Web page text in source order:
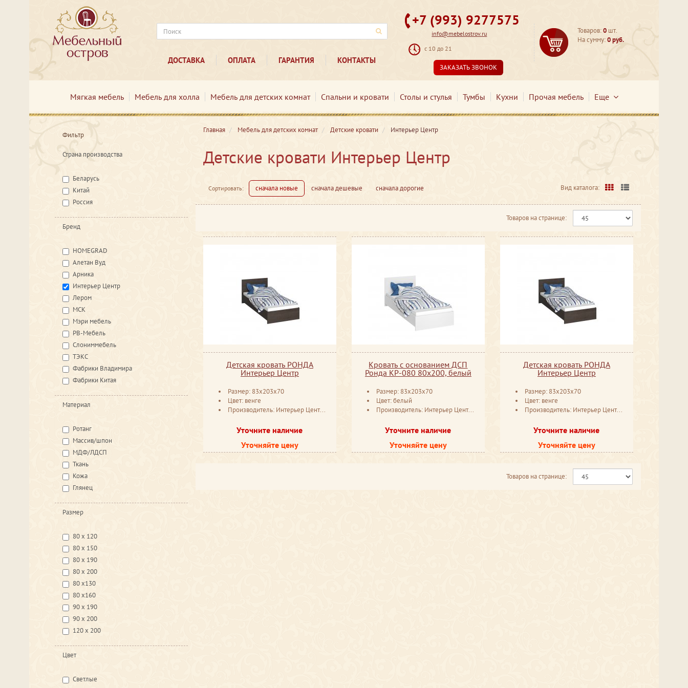
ДОСТАВКА ОПЛАТА ГАРАНТИЯ КОНТАКТЫ
+7 (993) 9277575
info@mebelostrov.ru
с 10 до 21
ЗАКАЗАТЬ ЗВОНОК
Товаров:0 шт.
На сумму:0 руб.
Мягкая мебель Мебель для холла Мебель для детских комнат Спальни и кровати Столы и стулья Тумбы Кухни Прочая мебель Еще
Фильтр
Страна производства
Беларусь
Китай
Россия
Бренд
HOMEGRAD
Алетан Вуд
Арника
Интерьер Центр
Лером
МСК
Мэри мебель
РВ-Мебель
Слониммебель
ТЭКС
Фабрики Владимира
Фабрики Китая
Материал
Ротанг
Массив/шпон
МДФ/ЛДСП
Ткань
Кожа
Глянец
Размер
80 х 120
80 х 150
80 х 190
80 х 200
80 х130
80 х160
90 х 190
90 х 200
120 х 200
Цвет
Светлые
Главная Мебель для детских комнат Детские кровати Интерьер Центр
Детские кровати Интерьер Центр
Сортировать: сначала новые сначала дешевые сначала дорогие Вид каталога:
Товаров на странице:
Детская кровать РОНДА
Интерьер Центр
Размер: 83x203x70
Цвет: венге
Производитель: Интерьер Центр Пенза
Уточните наличие
Уточняйте цену
Кровать с основанием ДСП
Ронда КР-080 80х200, белый
Размер: 83x203x70
Цвет: белый
Производитель: Интерьер Центр Пенза
Уточните наличие
Уточняйте цену
Детская кровать РОНДА
Интерьер Центр
Размер: 83x203x70
Цвет: венге
Производитель: Интерьер Центр Пенза
Уточните наличие
Уточняйте цену
Товаров на странице: